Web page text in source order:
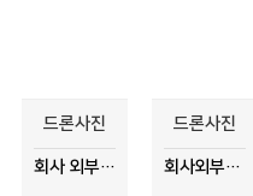
드론사진
회사 외부전경 드론사진촬영
드론사진
회사외부전경 드론사진